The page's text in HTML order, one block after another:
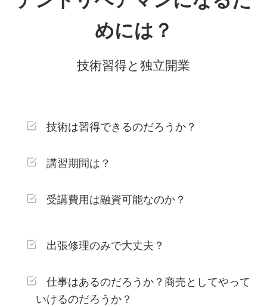
めには？
技術習得と独立開業
技術は習得できるのだろうか？
講習期間は？
受講費用は融資可能なのか？
出張修理のみで大丈夫？
仕事はあるのだろうか？商売としてやって
いけるのだろうか？